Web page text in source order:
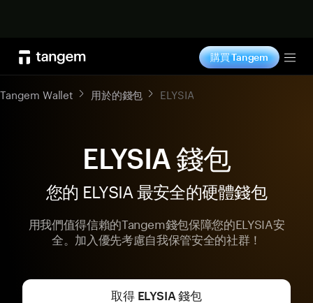
購買 Tangem
Tangem Wallet 用於的錢包 ELYSIA
ELYSIA 錢包
您的 ELYSIA 最安全的硬體錢包
用我們值得信賴的Tangem錢包保障您的ELYSIA安
全。加入優先考慮自我保管安全的社群！
取得 ELYSIA 錢包